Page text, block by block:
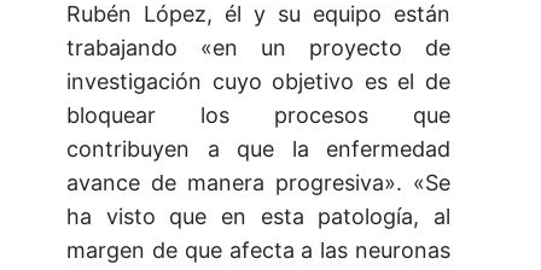
Rubén López, él y su equipo están
trabajando «en un proyecto de
investigación cuyo objetivo es el de
bloquear los procesos que
contribuyen a que la enfermedad
avance de manera progresiva». «Se
ha visto que en esta patología, al
margen de que afecta a las neuronas